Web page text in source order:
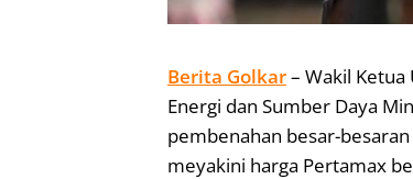
Berita Golkar– Wakil
Energi dan Sumber Daya
pembenahan besar-
meyakini harga Pertamax